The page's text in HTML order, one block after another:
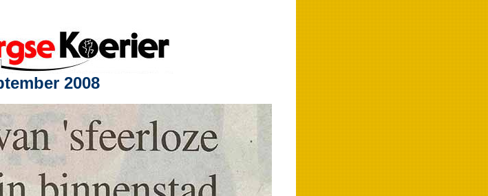
2008